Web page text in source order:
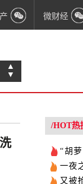
微财经
▲
▼
/HOT热
“胡
政
一夜
又被